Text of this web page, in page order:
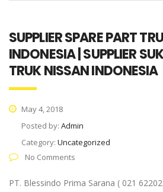
SUPPLIER SPARE PART
INDONESIA | SUPPLIER
TRUK NISSAN INDONESIA
May 4, 2018
Posted by: Admin
Category: Uncategorized
No Comments
PT. Blessindo Prima Sarana ( 021